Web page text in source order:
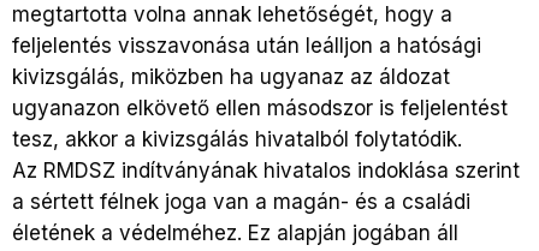
megtartotta volna annak lehetőségét, hogy a
feljelentés visszavonása után leálljon a hatósági
kivizsgálás, miközben ha ugyanaz az áldozat
ugyanazon elkövető ellen másodszor is feljelentést
tesz, akkor a kivizsgálás hivatalból folytatódik.
Az RMDSZ indítványának hivatalos indoklása szerint
a sértett félnek joga van a magán- és a családi
életének a védelméhez. Ez alapján jogában áll